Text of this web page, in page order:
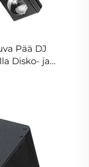
Pää DJ
Disko- ja